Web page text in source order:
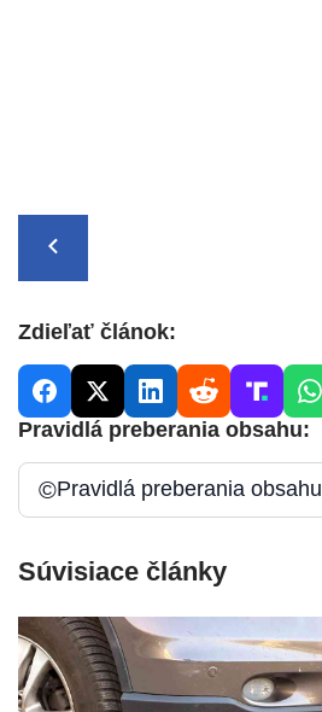
Zdieľať článok:
Pravidlá preberania obsahu:
©Pravidlá preberania obsahu
Súvisiace články